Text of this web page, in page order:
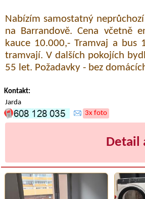
Nabízím samostatný
na Barrandově. Cena včetně
kauce 10.000,- Tramvaj a
tramvají. V dalších pokojích
55 let. Požadavky - bez
Kontakt:
Jarda
3x foto
Detail